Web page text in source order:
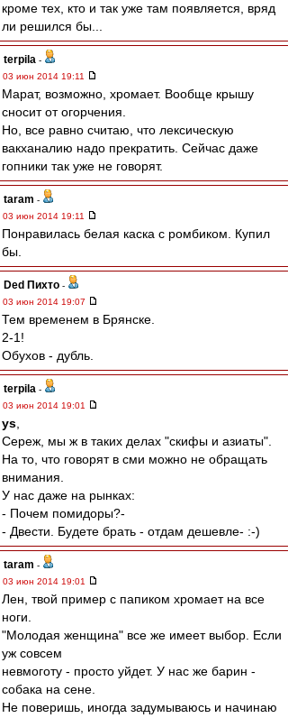
кроме тех, кто и так уже там появляется, вряд
ли решился бы...
terpila -
03 июн 2014 19:11
Марат, возможно, хромает. Вообще крышу
сносит от огорчения.
Но, все равно считаю, что лексическую
вакханалию надо прекратить. Сейчас даже
гопники так уже не говорят.
taram -
03 июн 2014 19:11
Понравилась белая каска с ромбиком. Купил
бы.
Ded Пихто -
03 июн 2014 19:07
Тем временем в Брянске.
2-1!
Обухов - дубль.
terpila -
03 июн 2014 19:01
ys
Сереж, мы ж в таких делах "скифы и азиаты".
На то, что говорят в сми можно не обращать
внимания.
У нас даже на рынках:
- Почем помидоры?-
- Двести. Будете брать - отдам дешевле- :-)
taram -
03 июн 2014 19:01
Лен, твой пример с папиком хромает на все
ноги.
"Молодая женщина" все же имеет выбор. Если
уж совсем
невмоготу - просто уйдет. У нас же барин -
собака на сене.
Не поверишь, иногда задумываюсь и начинаю